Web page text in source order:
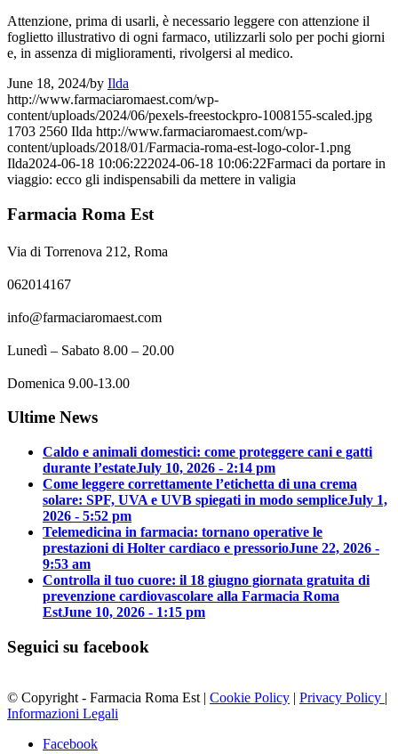
Attenzione, prima di usarli, è necessario leggere con attenzione il
foglietto illustrativo di ogni farmaco, utilizzarli solo per pochi giorni
e, in assenza di miglioramenti, rivolgersi al medico.
June 18, 2024/by Ilda
http://www.farmaciaromaest.com/wp-
content/uploads/2024/06/pexels-freestockpro-1008155-scaled.jpg
1703 2560 Ilda http://www.farmaciaromaest.com/wp-
content/uploads/2018/01/Farmacia-roma-est-logo-color-1.png
Ilda2024-06-18 10:06:222024-06-18 10:06:22Farmaci da portare in
viaggio: ecco gli indispensabili da mettere in valigia
Farmacia Roma Est
Via di Torrenova 212, Roma
062014167
info@farmaciaromaest.com
Lunedì – Sabato 8.00 – 20.00
Domenica 9.00-13.00
Ultime News
Caldo e animali domestici: come proteggere cani e gatti
durante l’estateJuly 10, 2026 - 2:14 pm
Come leggere correttamente l’etichetta di una crema
solare: SPF, UVA e UVB spiegati in modo sempliceJuly 1,
2026 - 5:52 pm
Telemedicina in farmacia: tornano operative le
prestazioni di Holter cardiaco e pressorioJune 22, 2026 -
9:53 am
Controlla il tuo cuore: il 18 giugno giornata gratuita di
prevenzione cardiovascolare alla Farmacia Roma
EstJune 10, 2026 - 1:15 pm
Seguici su facebook
© Copyright - Farmacia Roma Est | Cookie Policy | Privacy Policy |
Informazioni Legali
Facebook